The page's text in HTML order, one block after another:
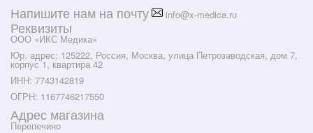
Напишите нам на почту info@x-medica.ru
Реквизиты
ООО «ИКС Медика»
Юр. адрес: 125222, Россия, Москва, улица Петрозаводская, дом 7,
корпус 1, квартира 42
ИНН: 7743142819
ОГРН: 1167746217550
Адрес магазина
Перепечино